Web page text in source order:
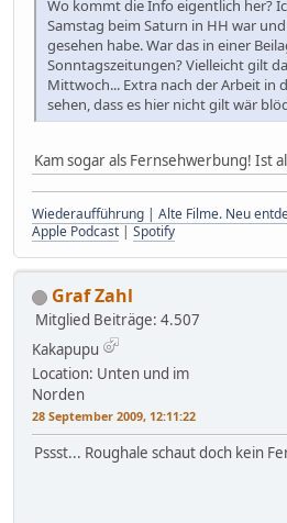
Wo kommt die Info eigentlich her?
Samstag beim Saturn in HH war
gesehen habe. War das in einer
Sonntagszeitungen? Vielleicht gilt
Mittwoch... Extra nach der Arbeit in
sehen, dass es hier nicht gilt wär
Kam sogar als Fernsehwerbung! Ist
Wiederaufführung | Alte Filme. Neu
Apple Podcast | Spotify
Graf Zahl
Mitglied Beiträge: 4.507
Kakapupu
Location: Unten und im
Norden
28 September 2009, 12:11:22
Pssst... Roughale schaut doch kein